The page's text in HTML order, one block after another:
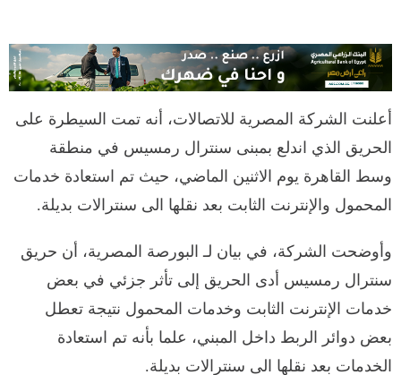
أعلنت الشركة المصرية للاتصالات، أنه تمت السيطرة على
الحريق الذي اندلع بمبنى سنترال رمسيس في منطقة
وسط القاهرة يوم الاثنين الماضي، حيث تم استعادة خدمات
المحمول والإنترنت الثابت بعد نقلها الى سنترالات بديلة.
وأوضحت الشركة، في بيان لـ البورصة المصرية، أن حريق
سنترال رمسيس أدى الحريق إلى تأثر جزئي في بعض
خدمات الإنترنت الثابت وخدمات المحمول نتيجة تعطل
بعض دوائر الربط داخل المبني، علما بأنه تم استعادة
الخدمات بعد نقلها الى سنترالات بديلة.